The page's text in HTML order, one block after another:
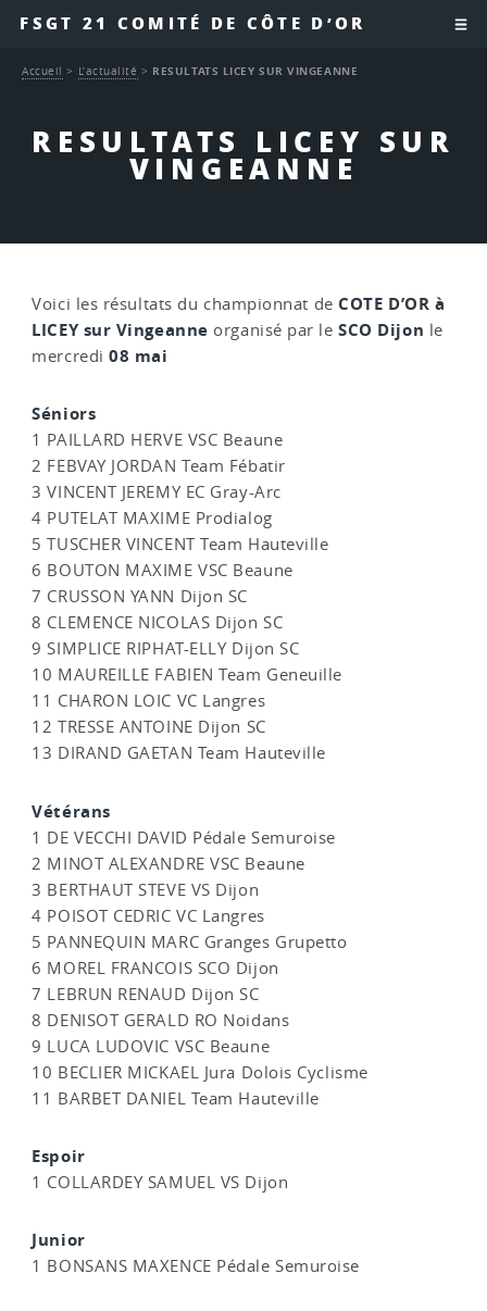
FSGT 21 COMITÉ DE CÔTE D’OR
RESULTATS LICEY SUR
VINGEANNE
Accueil > L’actualité > RESULTATS LICEY SUR VINGEANNE
Voici les résultats du championnat de COTE D’OR à
LICEY sur Vingeanne organisé par leSCO Dijon le
mercredi08 mai
Séniors
1 PAILLARD HERVE VSC Beaune
2 FEBVAY JORDAN Team Fébatir
3 VINCENT JEREMY EC Gray-Arc
4 PUTELAT MAXIME Prodialog
5 TUSCHER VINCENT Team Hauteville
6 BOUTON MAXIME VSC Beaune
7 CRUSSON YANN Dijon SC
8 CLEMENCE NICOLAS Dijon SC
9 SIMPLICE RIPHAT-ELLY Dijon SC
10 MAUREILLE FABIEN Team Geneuille
11 CHARON LOIC VC Langres
12 TRESSE ANTOINE Dijon SC
13 DIRAND GAETAN Team Hauteville
Vétérans
1 DE VECCHI DAVID Pédale Semuroise
2 MINOT ALEXANDRE VSC Beaune
3 BERTHAUT STEVE VS Dijon
4 POISOT CEDRIC VC Langres
5 PANNEQUIN MARC Granges Grupetto
6 MOREL FRANCOIS SCO Dijon
7 LEBRUN RENAUD Dijon SC
8 DENISOT GERALD RO Noidans
9 LUCA LUDOVIC VSC Beaune
10 BECLIER MICKAEL Jura Dolois Cyclisme
11 BARBET DANIEL Team Hauteville
Espoir
1 COLLARDEY SAMUEL VS Dijon
Junior
1 BONSANS MAXENCE Pédale Semuroise